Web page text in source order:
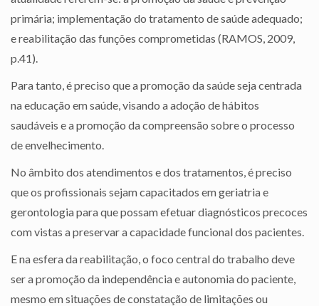
primária; implementação do tratamento de saúde adequado;
e reabilitação das funções comprometidas (RAMOS, 2009,
p.41).
Para tanto, é preciso que a promoção da saúde seja centrada
na educação em saúde, visando a adoção de hábitos
saudáveis e a promoção da compreensão sobre o processo
de envelhecimento.
No âmbito dos atendimentos e dos tratamentos, é preciso
que os profissionais sejam capacitados em geriatria e
gerontologia para que possam efetuar diagnósticos precoces
com vistas a preservar a capacidade funcional dos pacientes.
E na esfera da reabilitação, o foco central do trabalho deve
ser a promoção da independência e autonomia do paciente,
mesmo em situações de constatação de limitações ou